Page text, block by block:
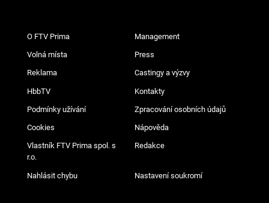
O FTV Prima Management
Volná místa Press
Reklama Castingy a výzvy
HbbTV Kontakty
Podmínky užívání Zpracování osobních údajů
Cookies Nápověda
Vlastník FTV Prima spol. s
r.o.
Redakce
Nahlásit chybu Nastavení soukromí